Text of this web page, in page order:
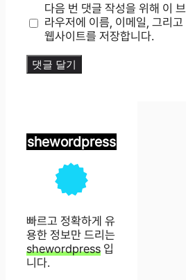
트
다음 번 댓글 작성을 위해 이 브
라우저에 이름, 이메일, 그리고
웹사이트를 저장합니다.
shewordpress
빠르고 정확하게 유
용한 정보만 드리는
shewordpress 입
니다.